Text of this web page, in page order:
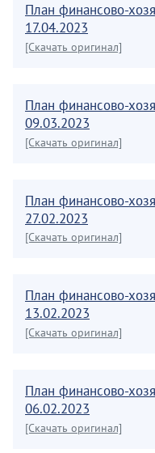
План финансово-
17.04.2023
[Скачать оригинал]
План финансово-
09.03.2023
[Скачать оригинал]
План финансово-
27.02.2023
[Скачать оригинал]
План финансово-
13.02.2023
[Скачать оригинал]
План финансово-
06.02.2023
[Скачать оригинал]